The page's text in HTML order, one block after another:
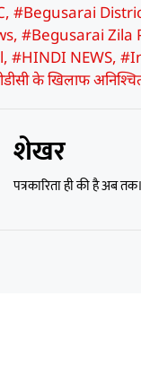
,#Begusarai
,#Begusarai Zila
,#HINDI NEWS,
के खिलाफ
शेखर
पत्रकारिता ही की है अब तक।